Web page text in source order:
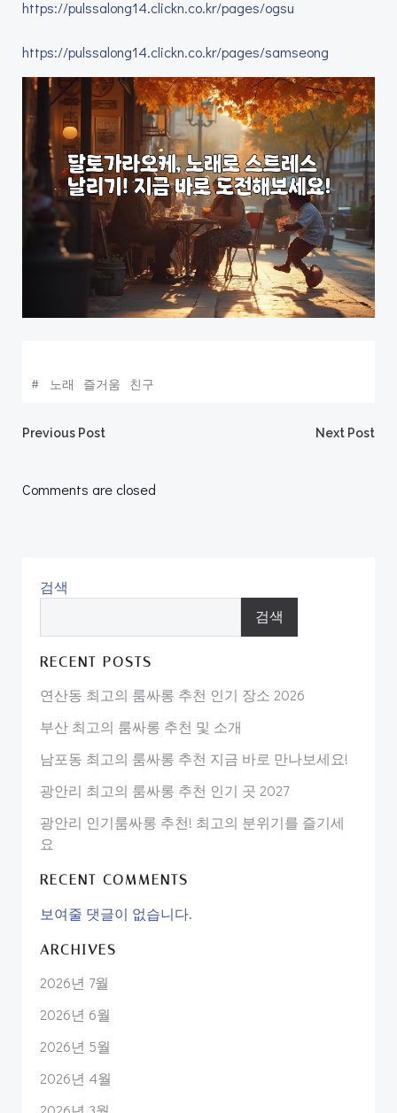
https://pulssalong14.clickn.co.kr/pages/ogsu
https://pulssalong14.clickn.co.kr/pages/samseong
# 노래 즐거움 친구
Post
navigation
Previous Post Next Post
Comments are closed
검색
검색
RECENT POSTS
연산동 최고의 룸싸롱 추천 인기 장소 2026
부산 최고의 룸싸롱 추천 및 소개
남포동 최고의 룸싸롱 추천 지금 바로 만나보세요!
광안리 최고의 룸싸롱 추천 인기 곳 2027
광안리 인기룸싸롱 추천! 최고의 분위기를 즐기세
요
RECENT COMMENTS
보여줄 댓글이 없습니다.
ARCHIVES
2026년 7월
2026년 6월
2026년 5월
2026년 4월